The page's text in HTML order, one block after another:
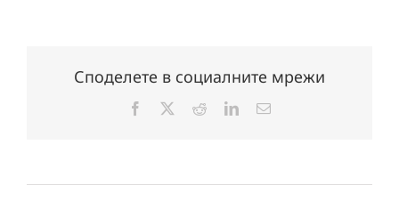
Споделете в социалните мрежи
Facebook RedditLinkedInЕлектронна